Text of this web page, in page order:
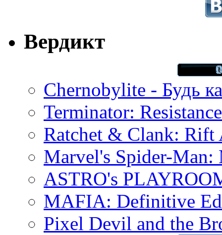
Вердикт
Chernobylite - Будь
Terminator:
Ratchet & Clank: Rift
Marvel's Spider-Man:
ASTRO's
MAFIA: Definitive
Pixel Devil and the